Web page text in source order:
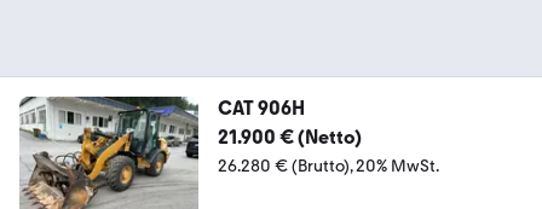
CAT 906H
21.900 € (Netto)
26.280 € (Brutto) 20% MwSt.